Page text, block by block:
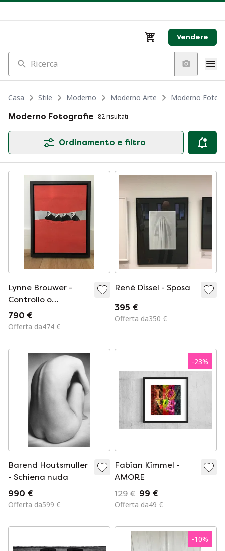
Vendere
Ricerca
Casa Stile Moderno Moderno Arte
Moderno
Moderno Fotografie 82 risultati
Ordinamento e filtro
Lynne Brouwer -
Controllo o
eliminazione #6
790 €
Offerta da474 €
René Dissel - Sposa
395 €
Offerta da350 €
Barend Houtsmuller
- Schiena nuda
990 €
Offerta da599 €
-23%
Fabian Kimmel -
AMORE
129 € 99 €
Offerta da49 €
-10%